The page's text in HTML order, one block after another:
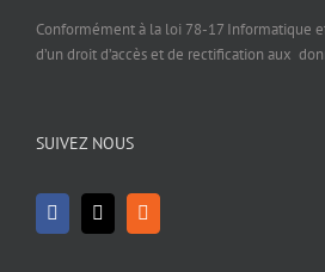
Conformément à la loi 78-17 Informatique
d’un droit d’accès et de rectification aux
SUIVEZ NOUS